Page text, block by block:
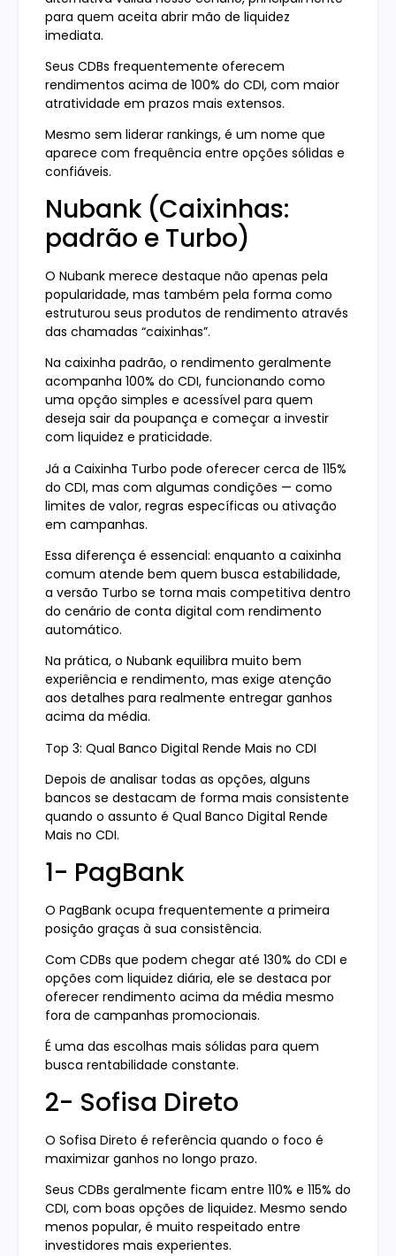
para quem aceita abrir mão de liquidez
imediata.
Seus CDBs frequentemente oferecem
rendimentos acima de 100% do CDI, com maior
atratividade em prazos mais extensos.
Mesmo sem liderar rankings, é um nome que
aparece com frequência entre opções sólidas e
confiáveis.
Nubank (Caixinhas:
padrão e Turbo)
O Nubank merece destaque não apenas pela
popularidade, mas também pela forma como
estruturou seus produtos de rendimento através
das chamadas “caixinhas”.
Na caixinha padrão, o rendimento geralmente
acompanha 100% do CDI, funcionando como
uma opção simples e acessível para quem
deseja sair da poupança e começar a investir
com liquidez e praticidade.
Já a Caixinha Turbo pode oferecer cerca de 115%
do CDI, mas com algumas condições — como
limites de valor, regras específicas ou ativação
em campanhas.
Essa diferença é essencial: enquanto a caixinha
comum atende bem quem busca estabilidade,
a versão Turbo se torna mais competitiva dentro
do cenário de conta digital com rendimento
automático.
Na prática, o Nubank equilibra muito bem
experiência e rendimento, mas exige atenção
aos detalhes para realmente entregar ganhos
acima da média.
Top 3: Qual Banco Digital Rende Mais no CDI
Depois de analisar todas as opções, alguns
bancos se destacam de forma mais consistente
quando o assunto é Qual Banco Digital Rende
Mais no CDI.
1- PagBank
O PagBank ocupa frequentemente a primeira
posição graças à sua consistência.
Com CDBs que podem chegar até 130% do CDI e
opções com liquidez diária, ele se destaca por
oferecer rendimento acima da média mesmo
fora de campanhas promocionais.
É uma das escolhas mais sólidas para quem
busca rentabilidade constante.
2- Sofisa Direto
O Sofisa Direto é referência quando o foco é
maximizar ganhos no longo prazo.
Seus CDBs geralmente ficam entre 110% e 115% do
CDI, com boas opções de liquidez. Mesmo sendo
menos popular, é muito respeitado entre
investidores mais experientes.